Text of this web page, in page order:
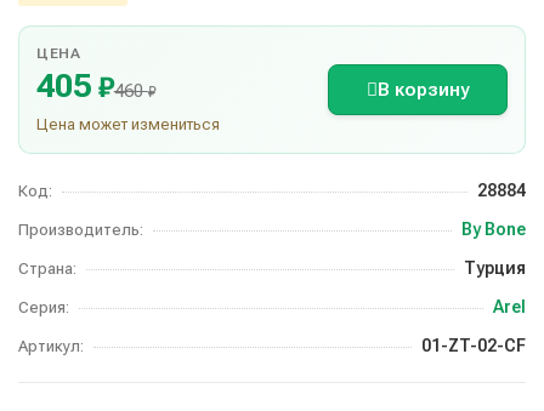
ЦЕНА
405 ₽460₽
Цена может измениться
В корзину
Код: 28884
Производитель: By Bone
Страна: Турция
Серия: Arel
Артикул: 01-ZT-02-CF